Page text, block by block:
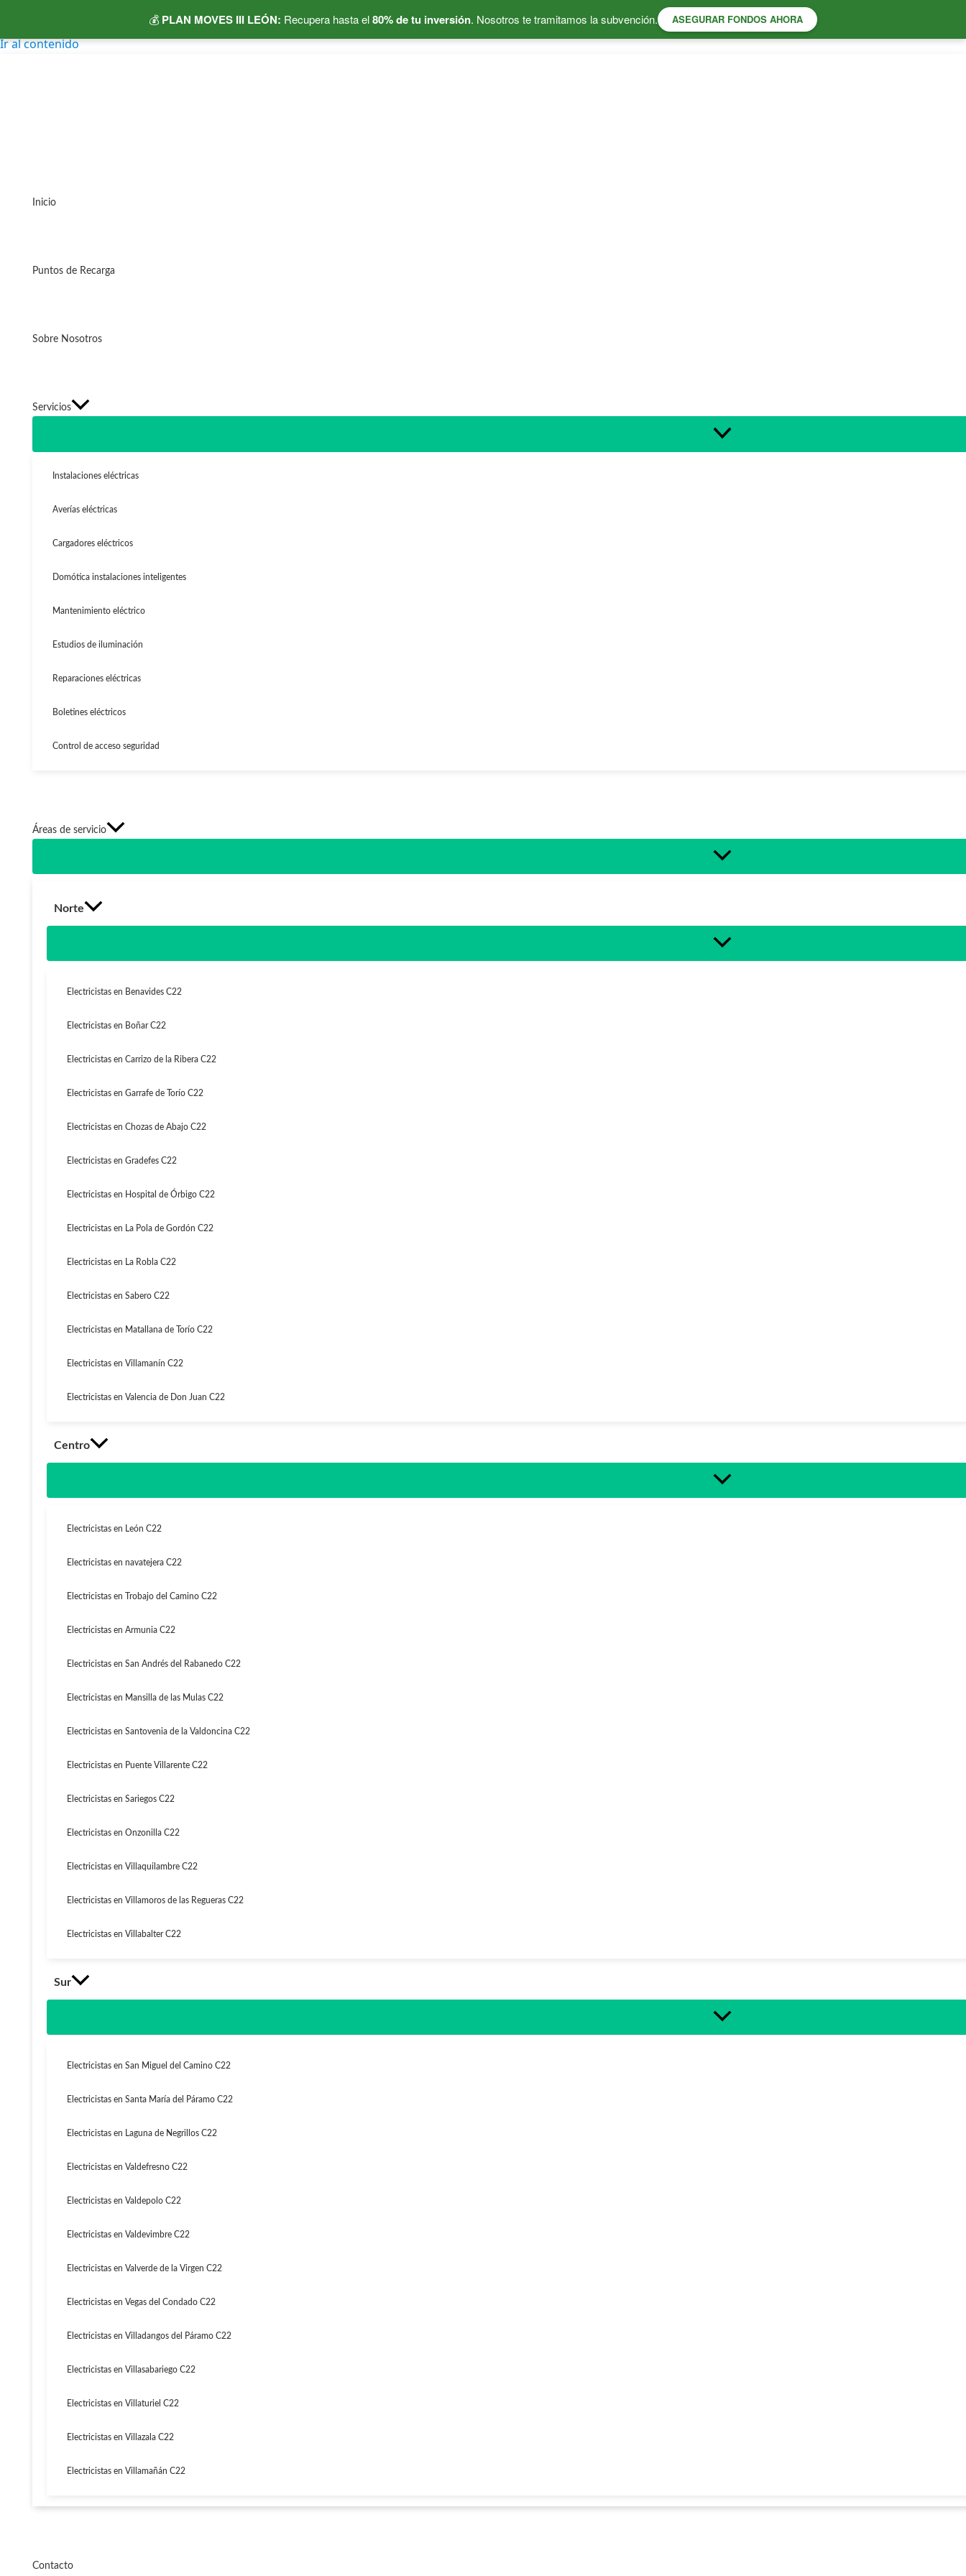
💰 PLAN MOVES III LEÓN: Recupera hasta el80% de tu inversión. Nosotros te tramitamos la subvención. ASEGURAR FONDOS AHORA
Ir al contenido
Inicio
Puntos de Recarga
Sobre Nosotros
Servicios
Instalaciones eléctricas
Averías eléctricas
Cargadores eléctricos
Domótica instalaciones inteligentes
Mantenimiento eléctrico
Estudios de iluminación
Reparaciones eléctricas
Boletines eléctricos
Control de acceso seguridad
Áreas de servicio
Norte
Electricistas en Benavides C22
Electricistas en Boñar C22
Electricistas en Carrizo de la Ribera C22
Electricistas en Garrafe de Torío C22
Electricistas en Chozas de Abajo C22
Electricistas en Gradefes C22
Electricistas en Hospital de Órbigo C22
Electricistas en La Pola de Gordón C22
Electricistas en La Robla C22
Electricistas en Sabero C22
Electricistas en Matallana de Torío C22
Electricistas en Villamanín C22
Electricistas en Valencia de Don Juan C22
Centro
Electricistas en León C22
Electricistas en navatejera C22
Electricistas en Trobajo del Camino C22
Electricistas en Armunia C22
Electricistas en San Andrés del Rabanedo C22
Electricistas en Mansilla de las Mulas C22
Electricistas en Santovenia de la Valdoncina C22
Electricistas en Puente Villarente C22
Electricistas en Sariegos C22
Electricistas en Onzonilla C22
Electricistas en Villaquilambre C22
Electricistas en Villamoros de las Regueras C22
Electricistas en Villabalter C22
Sur
Electricistas en San Miguel del Camino C22
Electricistas en Santa María del Páramo C22
Electricistas en Laguna de Negrillos C22
Electricistas en Valdefresno C22
Electricistas en Valdepolo C22
Electricistas en Valdevimbre C22
Electricistas en Valverde de la Virgen C22
Electricistas en Vegas del Condado C22
Electricistas en Villadangos del Páramo C22
Electricistas en Villasabariego C22
Electricistas en Villaturiel C22
Electricistas en Villazala C22
Electricistas en Villamañán C22
Contacto